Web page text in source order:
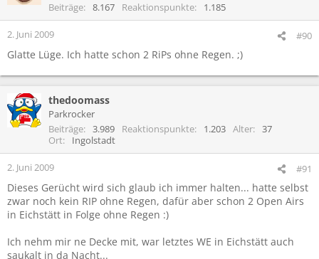
Beiträge 8.167 Reaktionspunkte 1.185
2. Juni 2009 #90
Glatte Lüge. Ich hatte schon 2 RiPs ohne Regen. ;)
thedoomass
Parkrocker
Beiträge
3.989 Reaktionspunkte 1.203 Alter
37
Ort
Ingolstadt
2. Juni 2009 #91
Dieses Gerücht wird sich glaub ich immer halten... hatte selbst
zwar noch kein RIP ohne Regen, dafür aber schon 2 Open Airs
in Eichstätt in Folge ohne Regen :)
Ich nehm mir ne Decke mit, war letztes WE in Eichstätt auch
saukalt in da Nacht...